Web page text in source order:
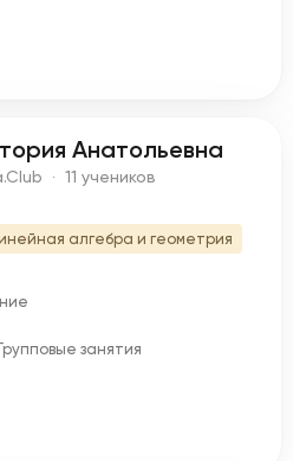
Анатольевна
· 11 учеников
алгебра и геометрия
занятия